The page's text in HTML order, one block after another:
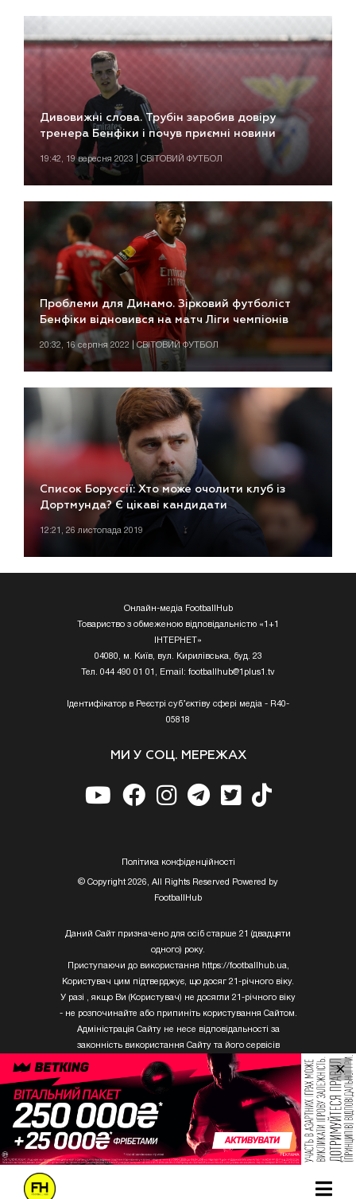
Дивовижні слова. Трубін заробив довіру
тренера Бенфіки і почув приємні новини
19:42, 19 вересня 2023 | СВІТОВИЙ ФУТБОЛ
Проблеми для Динамо. Зірковий футболіст
Бенфіки відновився на матч Ліги чемпіонів
20:32, 16 серпня 2022 | СВІТОВИЙ ФУТБОЛ
Список Боруссії: Хто може очолити клуб із
Дортмунда? Є цікаві кандидати
12:21, 26 листопада 2019
Онлайн-медіа FootballHub
Товариство з обмеженою відповідальністю «1+1
ІНТЕРНЕТ»
04080, м. Київ, вул. Кирилівська, буд. 23
Тел. 044 490 01 01, Email: footballhub@1plus1.tv
Ідентифікатор в Реєстрі суб’єктіву сфері медіа - R40-
05818
МИ У СОЦ. МЕРЕЖАХ
Полiтика конфiденцiйностi
© Copyright 2026, All Rights Reserved Powered by
FootballHub
Даний Сайт призначено для осіб старше 21 (двадцяти
одного) року.
Приступаючи до використання https://footballhub.ua,
Користувач цим підтверджує, що досяг 21-річного віку.
У разі , якщо Ви (Користувач) не досягли 21-річного віку
- не розпочинайте або припиніть користування Сайтом.
Адміністрація Сайту не несе відповідальності за
законність використання Сайту та його сервісів
Користувачем, який не досяг 21-річного віку.
Твори Getty Images, що розміщені на сайті, не можуть
бути використані третіми особами без письмового
дозволу ТОВ «ГЛОБАЛ ІМІДЖЕС ЮКРЕЙН.
×